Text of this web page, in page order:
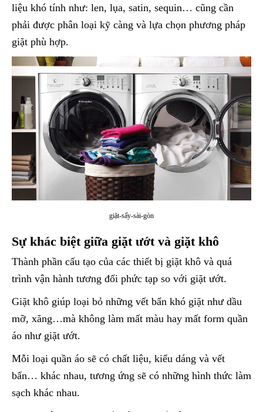
liệu khó tính như: len, lụa, satin, sequin… cũng cần
phải được phân loại kỹ càng và lựa chọn phương pháp
giặt phù hợp.
giặt-sấy-sài-gòn
Sự khác biệt giữa giặt ướt và giặt khô
Thành phần cấu tạo của các thiết bị giặt khô và quá
trình vận hành tương đối phức tạp so với giặt ướt.
Giặt khô giúp loại bỏ những vết bẩn khó giặt như dầu
mỡ, xăng…mà không làm mất màu hay mất form quần
áo như giặt ướt.
Mỗi loại quần áo sẽ có chất liệu, kiểu dáng và vết
bẩn… khác nhau, tương ứng sẽ có những hình thức làm
sạch khác nhau.